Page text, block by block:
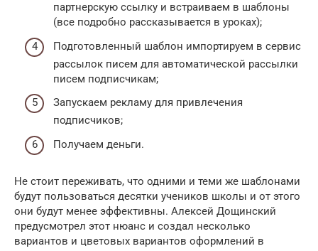
партнерскую ссылку и встраиваем в шаблоны
(все подробно рассказывается в уроках);
Подготовленный шаблон импортируем в сервис
рассылок писем для автоматической рассылки
писем подписчикам;
Запускаем рекламу для привлечения
подписчиков;
Получаем деньги.
Не стоит переживать, что одними и теми же шаблонами
будут пользоваться десятки учеников школы и от этого
они будут менее эффективны. Алексей Дощинский
предусмотрел этот нюанс и создал несколько
вариантов и цветовых вариантов оформлений в